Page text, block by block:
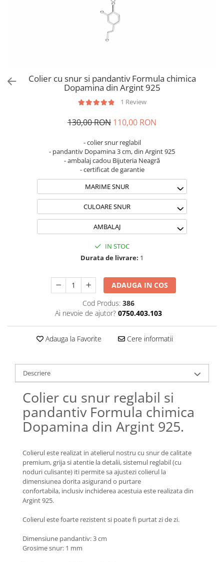
Coliere Transparente cu Soare
Coliere Transparente cu Semilună
Coliere Transparente cu Initiale
Coliere Transparente cu Flori
Coliere Transparente cu Molecule
Coliere Transparente Diverse
Lănțișoare cu Inimioare
Lănțișoare cu Cruce
Lănțișoare cu Stea
Lănțișoare cu Molecule
Lănțișoare cu Pietre Naturale
Lănțișoare Argint Diverse
COLIERE CU PERLE
Coliere cu Perle Naturale
Coliere cu Inimioare
Coliere cu Stea
Coliere cu Soare
Coliere cu Semilună
Coliere cu Flori
Coliere cu Animale
Coliere cu Molecule
Coliere Diverse
BRĂȚĂRI
BRĂȚĂRI CU ȘNUR REGLABIL
Brățări din Aur cu șnur reglabil
Brățări din Argint cu șnur reglabil
Colier cu snur si pandantiv Formula chimica
Dopamina din Argint 925
1 Review
130,00 RON 110,00 RON
- colier snur reglabil
- pandantiv Dopamina 3 cm, din Argint 925
- ambalaj cadou Bijuteria Neagră
- certificat de garantie
MARIME SNUR
CULOARE SNUR
AMBALAJ
IN STOC
Durata de livrare: 1
ADAUGA IN COS
Cod Produs: 386
Ai nevoie de ajutor? 0750.403.103
Adauga la Favorite Cere informatii
Descriere
Colier cu snur reglabil si
pandantiv Formula chimica
Dopamina din Argint 925.
Colierul este realizat in atelierul nostru cu snur de calitate
premium, grija si atentie la detalii, sistemul reglabil (cu
noduri culisante) iti permite sa ajustezi colierul la
dimensiunea dorita asigurand o purtare
confortabila, inclusiv inchiderea acestuia este realizata din
Argint 925.
Colierul este foarte rezistent si poate fi purtat zi de zi.
Dimensiune pandantiv: 3 cm
Grosime snur: 1 mm